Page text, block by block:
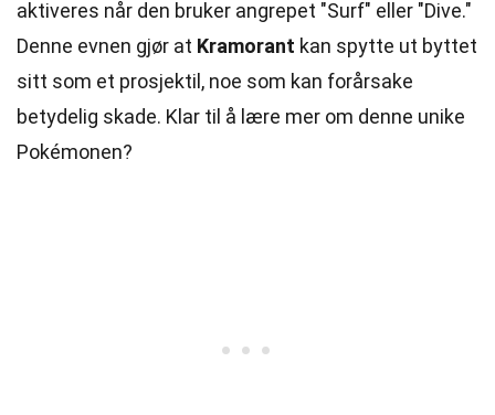
aktiveres når den bruker angrepet "Surf" eller "Dive."
Denne evnen gjør at Kramorant kan spytte ut byttet
sitt som et prosjektil, noe som kan forårsake
betydelig skade. Klar til å lære mer om denne unike
Pokémonen?